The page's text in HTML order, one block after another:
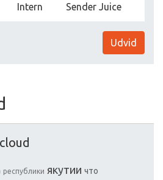
Intern Sender Juice
Udvid
республики якутии чтo